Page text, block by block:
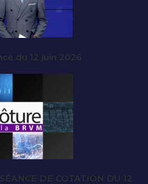
du 12 juin 2026
DE COTATION DU 12